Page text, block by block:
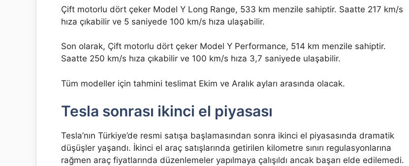
Çift motorlu dört çeker Model Y Long Range, 533 km menzile sahiptir. Saatte 217 km/s
hıza çıkabilir ve 5 saniyede 100 km/s hıza ulaşabilir.
Son olarak, Çift motorlu dört çeker Model Y Performance, 514 km menzile sahiptir.
Saatte 250 km/s hıza çıkabilir ve 100 km/s hıza 3,7 saniyede ulaşabilir.
Tüm modeller için tahmini teslimat Ekim ve Aralık ayları arasında olacak.
Tesla sonrası ikinci el piyasası
Tesla’nın Türkiye’de resmi satışa başlamasından sonra ikinci el piyasasında dramatik
düşüşler yaşandı. İkinci el araç satışlarında getirilen kilometre sınırı regulasyonlarına
rağmen araç fiyatlarında düzenlemeler yapılmaya çalışıldı ancak başarı elde edilemedi.